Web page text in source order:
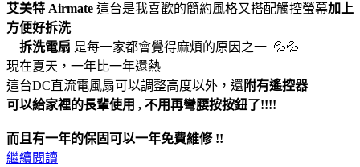
艾美特 Airmate 這台是我喜歡的簡約風格又搭配觸控螢幕加上
方便好拆洗
拆洗電扇 是每一家都會覺得麻煩的原因之一 💦💦
現在夏天，一年比一年還熱
這台DC直流電風扇可以調整高度以外，還附有遙控器
可以給家裡的長輩使用 , 不用再彎腰按按鈕了!!!!
而且有一年的保固可以一年免費維修 !!
繼續閱讀